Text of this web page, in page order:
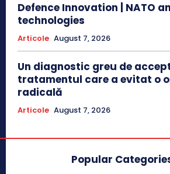
Defence Innovation | NATO
technologies
Articole August 7, 2026
Un diagnostic greu de
tratamentul care a evitat o
radicală
Articole August 7, 2026
Popular